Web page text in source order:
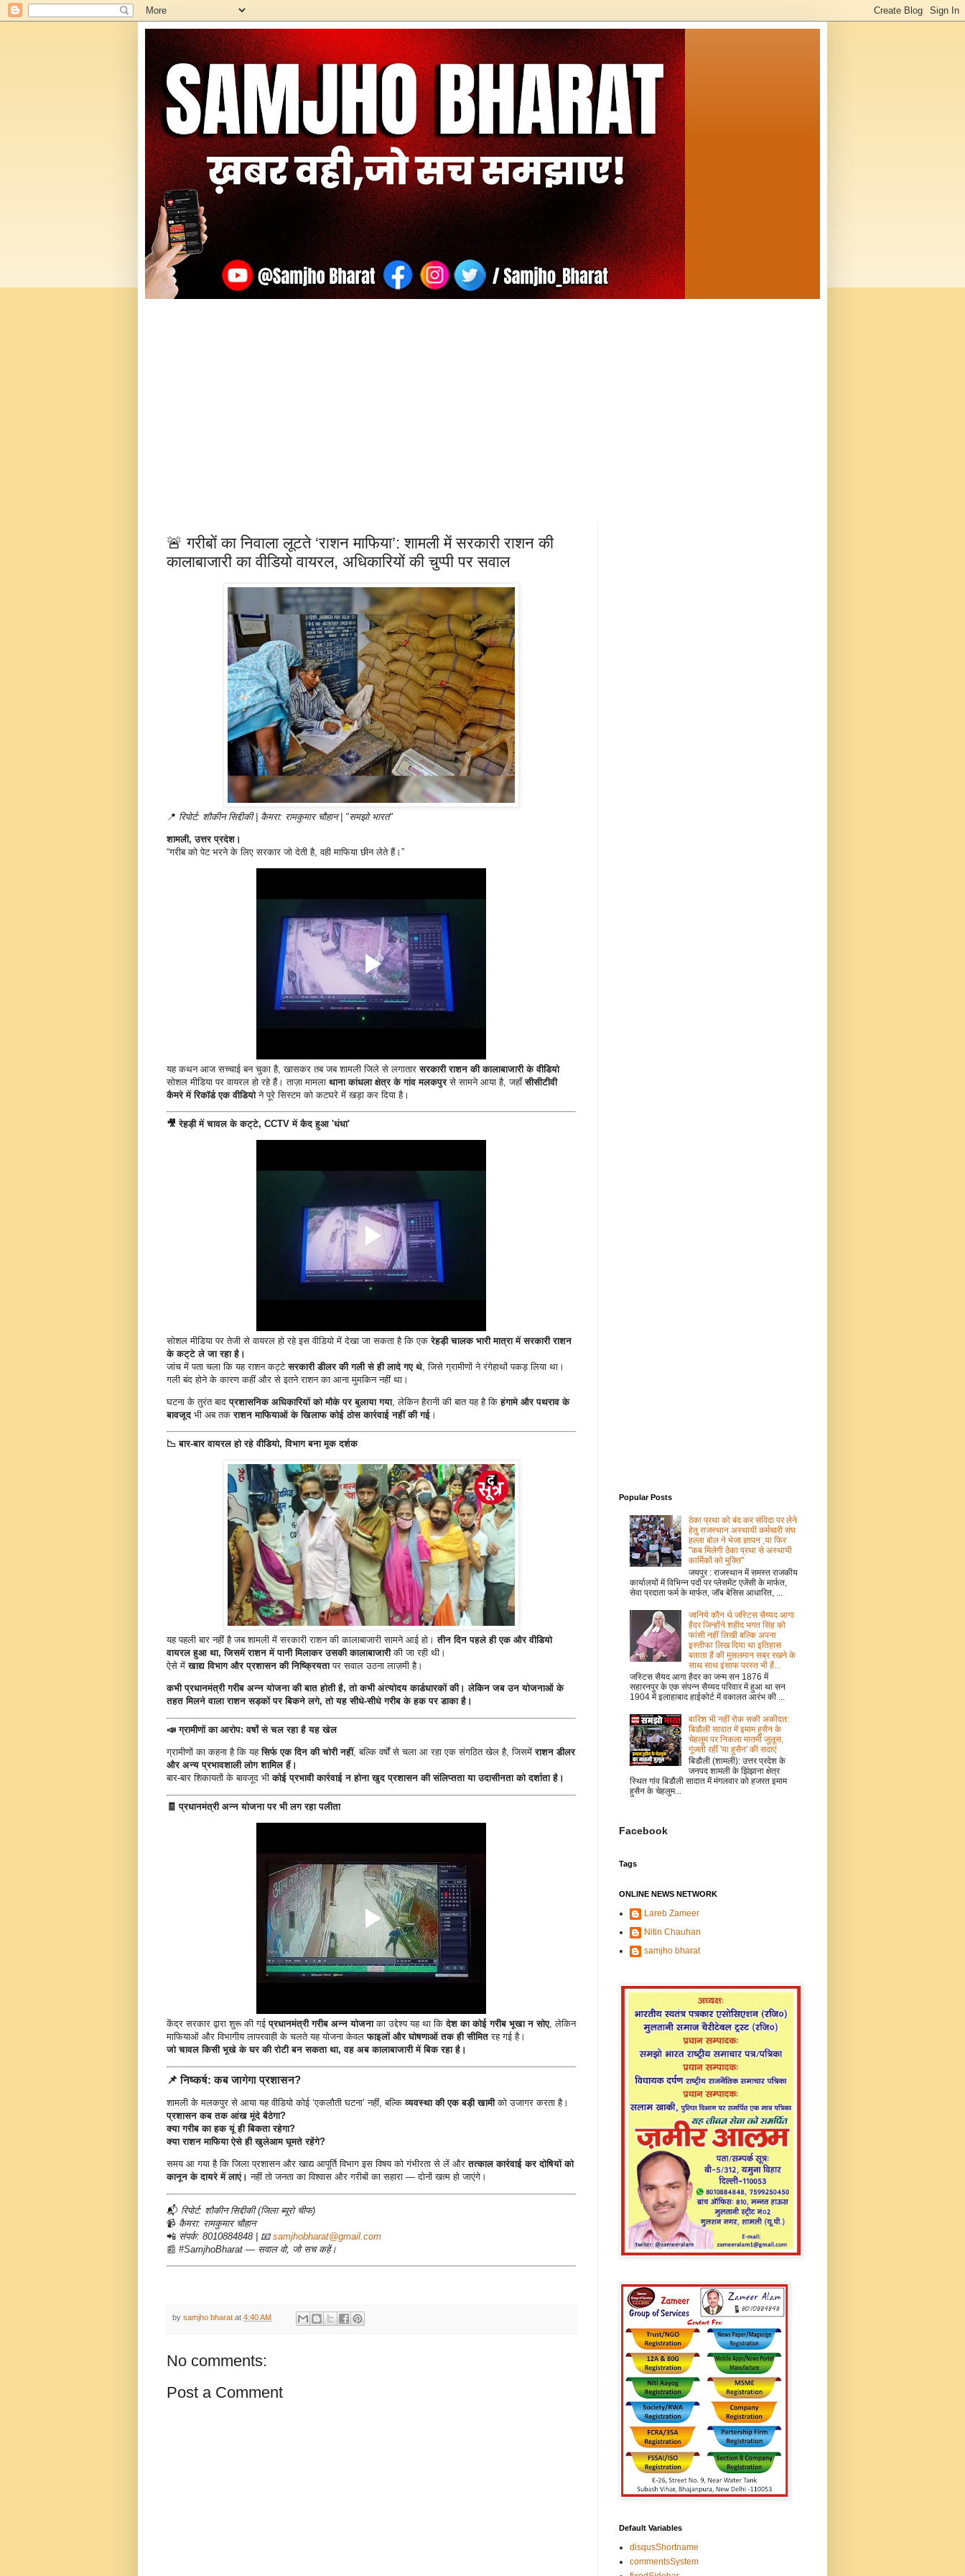
🚨 गरीबों का निवाला लूटते ‘राशन माफिया’: शामली में सरकारी राशन की
कालाबाजारी का वीडियो वायरल, अधिकारियों की चुप्पी पर सवाल
📍 रिपोर्ट: शौकीन सिद्दीकी | कैमरा: रामकुमार चौहान | "समझो भारत"
शामली, उत्तर प्रदेश।
“गरीब को पेट भरने के लिए सरकार जो देती है, वही माफिया छीन लेते हैं।”
यह कथन आज सच्चाई बन चुका है, खासकर तब जब शामली जिले से लगातारसरकारी राशन की कालाबाजारी के वीडियो
सोशल मीडिया पर वायरल हो रहे हैं। ताज़ा मामला थाना कांधला क्षेत्र के गांव मलकपुरसे सामने आया है, जहाँसीसीटीवी
कैमरे में रिकॉर्ड एक वीडियोने पूरे सिस्टम को कटघरे में खड़ा कर दिया है।
🎥रेहड़ी में चावल के कट्टे, CCTV में कैद हुआ 'धंधा'
सोशल मीडिया पर तेजी से वायरल हो रहे इस वीडियो में देखा जा सकता है कि एकरेहड़ी चालक भारी मात्रा में सरकारी राशन
के कट्टे ले जा रहा है।
जांच में पता चला कि यह राशन कट्टेसरकारी डीलर की गली से ही लादे गए थे, जिसे ग्रामीणों ने रंगेहाथों पकड़ लिया था।
गली बंद होने के कारण कहीं और से इतने राशन का आना मुमकिन नहीं था।
घटना के तुरंत बादप्रशासनिक अधिकारियों को मौके पर बुलाया गया, लेकिन हैरानी की बात यह है किहंगामे और पथराव के
बावजूदभी अब तकराशन माफियाओं के खिलाफ कोई ठोस कार्रवाई नहीं की गई ।
📉बार-बार वायरल हो रहे वीडियो, विभाग बना मूक दर्शक
यह पहली बार नहीं है जब शामली में सरकारी राशन की कालाबाजारी सामने आई हो।तीन दिन पहले ही एक और वीडियो
वायरल हुआ था, जिसमें राशन में पानी मिलाकर उसकी कालाबाजारीकी जा रही थी।
ऐसे मेंखाद्य विभाग और प्रशासन की निष्क्रियतापर सवाल उठना लाज़मी है।
कभी प्रधानमंत्री गरीब अन्न योजना की बात होती है, तो कभी अंत्योदय कार्डधारकों की। लेकिन जब उन योजनाओं के
तहत मिलने वाला राशन सड़कों पर बिकने लगे, तो यह सीधे-सीधे गरीब के हक पर डाका है।
📣ग्रामीणों का आरोप: वर्षों से चल रहा है यह खेल
ग्रामीणों का कहना है कि यहसिर्फ एक दिन की चोरी नहीं, बल्कि वर्षों से चला आ रहा एक संगठित खेल है, जिसमेंराशन डीलर
और अन्य प्रभावशाली लोग शामिल हैं।
बार-बार शिकायतों के बावजूद भीकोई प्रभावी कार्रवाई न होना खुद प्रशासन की संलिप्तता या उदासीनता को दर्शाता है।
🧾प्रधानमंत्री अन्न योजना पर भी लग रहा पलीता
केंद्र सरकार द्वारा शुरू की गईप्रधानमंत्री गरीब अन्न योजनाका उद्देश्य यह था किदेश का कोई गरीब भूखा न सोए, लेकिन
माफियाओं और विभागीय लापरवाही के चलते यह योजना केवलफाइलों और घोषणाओं तक ही सीमित रह गई है।
जो चावल किसी भूखे के घर की रोटी बन सकता था, वह अब कालाबाजारी में बिक रहा है।
📌निष्कर्ष: कब जागेगा प्रशासन?
शामली के मलकपुर से आया यह वीडियो कोई ‘एकलौती घटना’ नहीं, बल्किव्यवस्था की एक बड़ी खामीको उजागर करता है।
प्रशासन कब तक आंख मूंदे बैठेगा?
क्या गरीब का हक यूं ही बिकता रहेगा?
क्या राशन माफिया ऐसे ही खुलेआम घूमते रहेंगे?
समय आ गया है कि जिला प्रशासन और खाद्य आपूर्ति विभाग इस विषय को गंभीरता से लें औरतत्काल कार्रवाई कर दोषियों को
कानून के दायरे में लाएं। नहीं तो जनता का विश्वास और गरीबों का सहारा — दोनों खत्म हो जाएंगे।
📬 रिपोर्ट: शौकीन सिद्दीकी (जिला ब्यूरो चीफ)
📹 कैमरा: रामकुमार चौहान
📲 संपर्क: 8010884848 | 📧samjhobharat@gmail.com
📰 #SamjhoBharat — सवाल वो, जो सच कहें।
by samjho bharat at 4:40 AM
No comments:
Post a Comment
Popular Posts
ठेका प्रथा को बंद कर संविदा पर लेने
हेतु राजस्थान अस्थायी कर्मचारी संघ
हल्ला बोल ने भेजा ज्ञापन ,या फिर
"कब मिलेगी ठेका प्रथा से अस्थायी
कार्मिकों को मुक्ति"
जयपुर : राजस्थान में समस्त राजकीय
कार्यालयों में विभिन्न पदों पर प्लेसमेंट एजेंसी के मार्फत,
सेवा प्रदाता फर्म के मार्फत, जॉब बेसिस आधारित, ...
जानिये कौन थे जस्टिस सैय्यद आगा
हैदर जिन्होंने शहीद भगत सिंह को
फांसी नहीं लिखी बल्कि अपना
इस्तीफा लिख दिया था इतिहास
बताता हैं की मुसलमान सब्र रखने के
साथ साथ इंसाफ परस्त भी हैं...
जस्टिस सैयद आगा हैदर का जन्म सन 1876 में
सहारनपुर के एक संपन्न सैय्यद परिवार में हुआ था सन
1904 में इलाहाबाद हाईकोर्ट में वकालत आरंभ की ...
बारिश भी नहीं रोक सकी अकीदत:
बिडौली सादात में इमाम हुसैन के
चेहलुम पर निकला मातमी जुलूस,
गूंजती रहीं 'या हुसैन' की सदाएं
बिडौली (शामली): उत्तर प्रदेश के
जनपद शामली के झिंझाना क्षेत्र
स्थित गांव बिडौली सादात में मंगलवार को हजरत इमाम
हुसैन के चेहलुम...
Facebook
Tags
ONLINE NEWS NETWORK
Lareb Zameer
Nitin Chauhan
samjho bharat
Default Variables
disqusShortname
commentsSystem